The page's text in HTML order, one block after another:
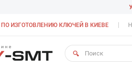
ИЗГОТОВЛЕНИЮ КЛЮЧЕЙ В КИЕВЕ